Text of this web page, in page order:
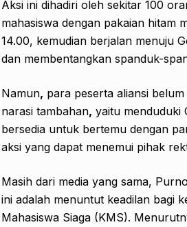
Aksi ini dihadiri oleh sekitar 100
mahasiswa dengan pakaian hitam
14.00, kemudian berjalan menuju
dan membentangkan spanduk-
Namun, para peserta aliansi
narasi tambahan, yaitu menduduki
bersedia untuk bertemu dengan
aksi yang dapat menemui pihak
Masih dari media yang sama,
ini adalah menuntut keadilan bagi
Mahasiswa Siaga (KMS).